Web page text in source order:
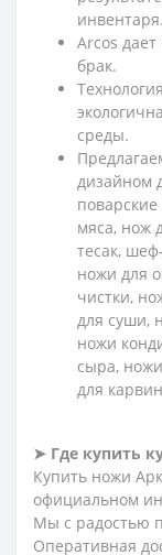
инвентаря.
Arcos
брак.
среды.
дизайном
мяса, нож
тесак,
ножи для
чистки,
для суши,
ножи
сыра,
для
➤ Где купить
Купить ножи
официальном
Мы с радостью
Оперативная